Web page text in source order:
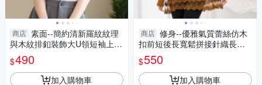
商店 素面--簡約清新羅紋紋理
與木紋排釦裝飾大U領短袖上衣
(白.黑L-3L)-U727眼圈熊中大尺
碼
$490
加入購物車
商店 修身--優雅氣質蕾絲仿木
扣前短後長寬鬆拼接針織長版
上衣(黑.咖XL-5L)-X314眼圈熊
中大尺碼
$550
加入購物車